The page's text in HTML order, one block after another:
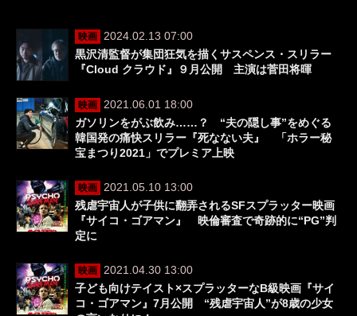
映画
2024.02.13 07:00
黒沢清監督が集団狂気を描くサスペンス・スリラー
『Cloud クラウド』９月公開 主演は菅田将暉
映画
2021.06.01 18:00
ガソリンをがぶ飲み……？ “夫の隠し事”をめぐる
韓国発の痛快スリラー『死なない夫』 「ホラー秘
宝まつり2021」でプレミア上映
映画
2021.05.10 13:00
残虐宇宙人が子供に翻弄されるSFスプラッター映画
『サイコ・ゴアマン』 映倫審査で奇跡的に“PG”判
定に
映画
2021.04.30 13:00
子ども向けテイスト×スプラッターなB級映画『サイ
コ・ゴアマン』7月公開 “残虐宇宙人”が8歳の少女